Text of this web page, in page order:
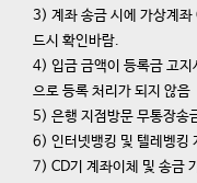
3) 계좌 송금 시에 가상계좌
드시 확인바람.
4) 입금 금액이 등록금 고지
으로 등록 처리가 되지 않음
5) 은행 지점방문 무통장송
6) 인터넷뱅킹 및 텔레벵킹
7) CD기 계좌이체 및 송금